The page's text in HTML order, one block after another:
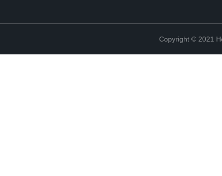
Copyright © 2021